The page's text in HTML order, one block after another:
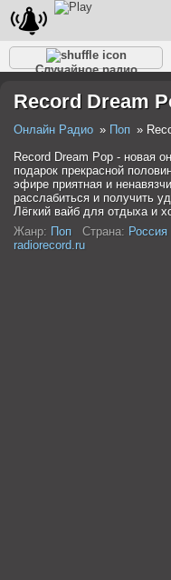
Случайное радио
Разговорное
Рэп
Record Dream
Онлайн Радио Поп
Record Dream Pop - новая
подарок прекрасной
эфире приятная и
расслабиться и получить
Лёгкий вайб для отдыха и
Жанр: Поп Страна: Россия
radiorecord.ru